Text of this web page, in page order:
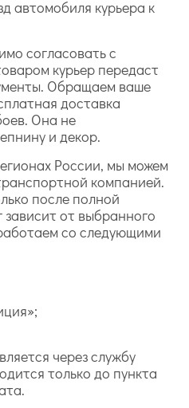
автомобиля курьера к
согласовать с
курьер передаст
Обращаем ваше
доставка
Она не
и декор.
России, мы можем
компанией.
после полной
от выбранного
со следующими
через службу
только до пункта